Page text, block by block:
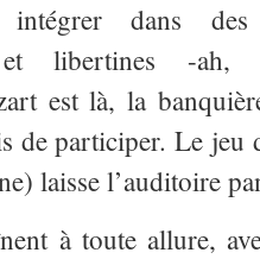
intégrer dans des
et libertines -
est là, la
de participer. Le jeu
laisse l’auditoire
à toute allure,